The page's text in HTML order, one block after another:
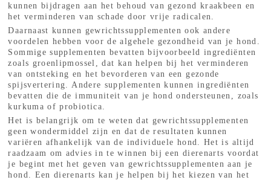
kunnen bijdragen aan het behoud van gezond kraakbeen en
het verminderen van schade door vrije radicalen.
Daarnaast kunnen gewrichtssupplementen ook andere
voordelen hebben voor de algehele gezondheid van je hond.
Sommige supplementen bevatten bijvoorbeeld ingrediënten
zoals groenlipmossel, dat kan helpen bij het verminderen
van ontsteking en het bevorderen van een gezonde
spijsvertering. Andere supplementen kunnen ingrediënten
bevatten die de immuniteit van je hond ondersteunen, zoals
kurkuma of probiotica.
Het is belangrijk om te weten dat gewrichtssupplementen
geen wondermiddel zijn en dat de resultaten kunnen
variëren afhankelijk van de individuele hond. Het is altijd
raadzaam om advies in te winnen bij een dierenarts voordat
je begint met het geven van gewrichtssupplementen aan je
hond. Een dierenarts kan je helpen bij het kiezen van het